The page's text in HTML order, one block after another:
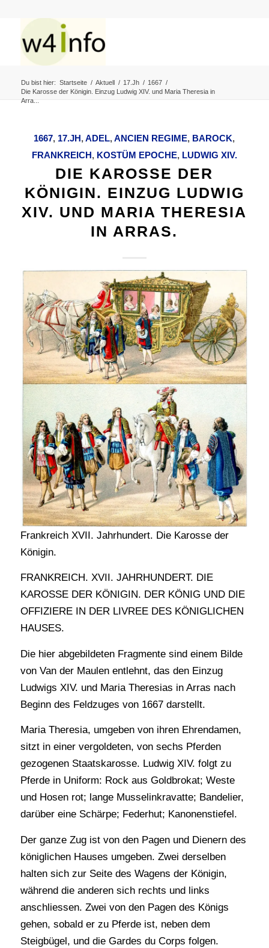
Du bist hier: Startseite / Aktuell / 17.Jh / 1667 /
Die Karosse der Königin. Einzug Ludwig XIV. und Maria Theresia in
Arra...
1667, 17.JH,ADEL,ANCIEN REGIME, BAROCK,
FRANKREICH, KOSTÜM EPOCHE, LUDWIG XIV.
DIE KAROSSE DER
KÖNIGIN. EINZUG LUDWIG
XIV. UND MARIA THERESIA
IN ARRAS.
Frankreich XVII. Jahrhundert. Die Karosse der
Königin.
FRANKREICH. XVII. JAHRHUNDERT. DIE
KAROSSE DER KÖNIGIN. DER KÖNIG UND DIE
OFFIZIERE IN DER LIVREE DES KÖNIGLICHEN
HAUSES.
Die hier abgebildeten Fragmente sind einem Bilde
von Van der Maulen entlehnt, das den Einzug
Ludwigs XIV. und Maria Theresias in Arras nach
Beginn des Feldzuges von 1667 darstellt.
Maria Theresia, umgeben von ihren Ehrendamen,
sitzt in einer vergoldeten, von sechs Pferden
gezogenen Staatskarosse. Ludwig XIV. folgt zu
Pferde in Uniform: Rock aus Goldbrokat; Weste
und Hosen rot; lange Musselinkravatte; Bandelier,
darüber eine Schärpe; Federhut; Kanonenstiefel.
Der ganze Zug ist von den Pagen und Dienern des
königlichen Hauses umgeben. Zwei derselben
halten sich zur Seite des Wagens der Königin,
während die anderen sich rechts und links
anschliessen. Zwei von den Pagen des Königs
gehen, sobald er zu Pferde ist, neben dem
Steigbügel, und die Gardes du Corps folgen.